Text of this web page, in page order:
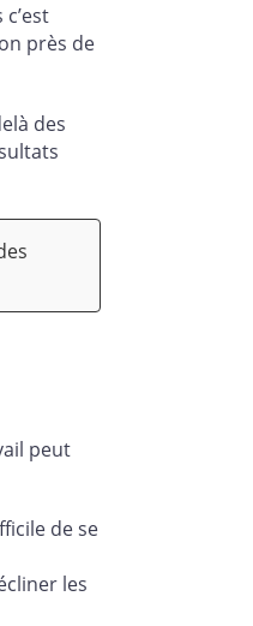
près de
des
peut
de se
les